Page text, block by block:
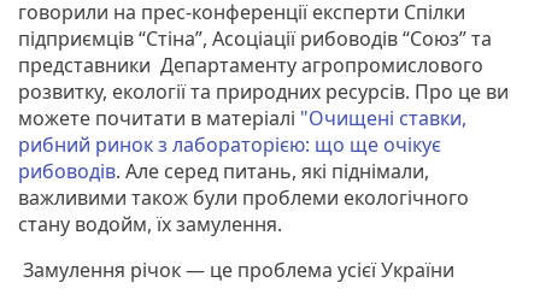
говорили на прес-конференції експерти Спілки
підприємців “Стіна”, Асоціації рибоводів “Союз” та
представники Департаменту агропромислового
розвитку, екології та природних ресурсів. Про це ви
можете почитати в матеріалі "Очищені ставки,
рибний ринок з лабораторією: що ще очiкує
рибоводів. Але серед питань, які піднімали,
важливими також були проблеми екологічного
стану водойм, їх замулення.
Замулення річок — це проблема усієї України